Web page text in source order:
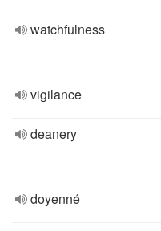
watchfulness
vigilance
deanery
doyenné